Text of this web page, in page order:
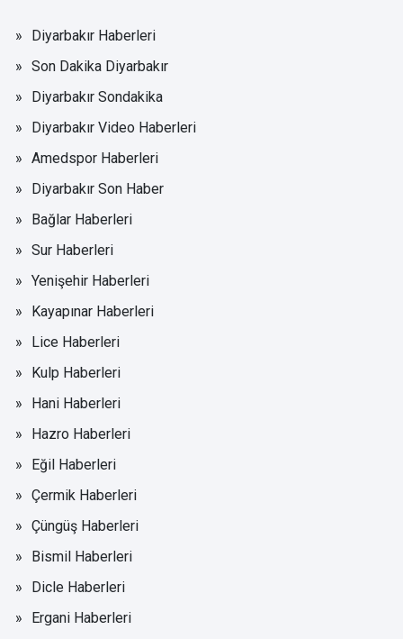
Diyarbakır Haberleri
Son Dakika Diyarbakır
Diyarbakır Sondakika
Diyarbakır Video Haberleri
Amedspor Haberleri
Diyarbakır Son Haber
Bağlar Haberleri
Sur Haberleri
Yenişehir Haberleri
Kayapınar Haberleri
Lice Haberleri
Kulp Haberleri
Hani Haberleri
Hazro Haberleri
Eğil Haberleri
Çermik Haberleri
Çüngüş Haberleri
Bismil Haberleri
Dicle Haberleri
Ergani Haberleri